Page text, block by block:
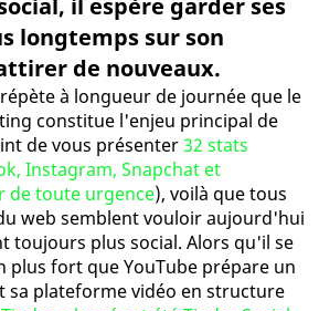
il espère garder ses
longtemps sur son
de nouveaux.
à longueur de journée que le
constitue l'enjeu principal de
de vous présenter32 stats
Instagram, Snapchat et
de toute urgence), voilà que tous
web semblent vouloir aujourd'hui
toujours plus social. Alors qu'il se
plus fort que YouTube prépare un
plateforme vidéo en structure